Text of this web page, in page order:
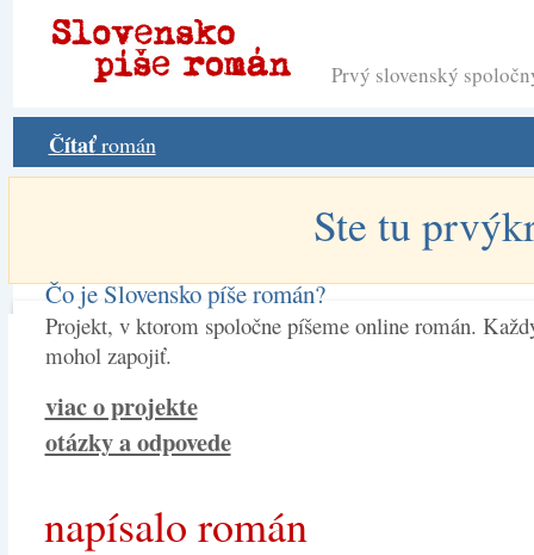
Prvý slovenský
Čítaťromán
Ste tu
Čo je Slovensko píše román?
Projekt, v ktorom spoločne píšeme online román.
mohol zapojiť.
viac o projekte
otázky a odpovede
napísalo román